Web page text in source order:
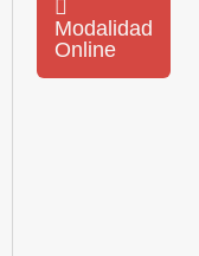
Modalidad
Online